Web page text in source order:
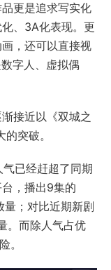
更是追求写实化
、3A化表现。更
，还可以直接视
字人、虚拟偶
接近以《双城之
突破。
已经赶超了同期
，播出9集的
量；对比近期新剧
。而除人气占优
。